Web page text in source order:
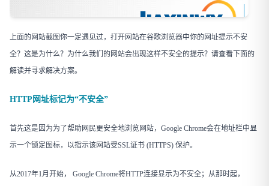
上面的网站截图你一定遇见过，打开网站在谷歌浏览器中你的网址提示不安
全？这是为什么？为什么我们的网站会出现这样不安全的提示？请查看下面的
解读并寻求解决方案。
HTTP网址标记为“不安全”
首先这是因为为了帮助网民更安全地浏览网站，Google Chrome会在地址栏中显
示一个锁定图标，以指示该网站受SSL证书 (HTTPS) 保护。
从2017年1月开始， Google Chrome将HTTP连接显示为不安全；从那时起，